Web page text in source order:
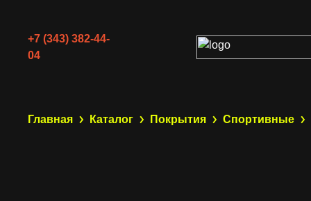
+7 (343) 382-44-
04
Главная Каталог Покрытия Спортивные